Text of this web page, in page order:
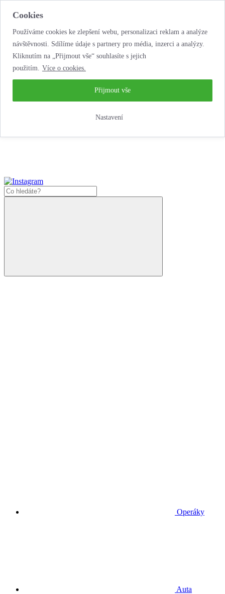
Cookies
Používáme cookies ke zlepšení webu, personalizaci reklam a analýze
návštěvnosti. Sdílíme údaje s partnery pro média, inzerci a analýzy.
Kliknutím na „Přijmout vše“ souhlasíte s jejich
použitím. Více o cookies.
Nastavení
Přijmout vše
...neobyčejná jízda životem!
Operáky
Auta